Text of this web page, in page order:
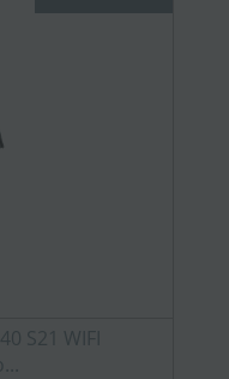
S21 WIFI